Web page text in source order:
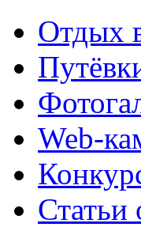
Отдых
Web-
Статьи